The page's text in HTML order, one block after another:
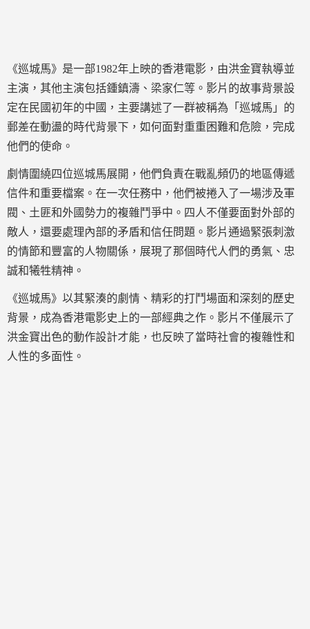
《巡城馬》是一部1982年上映的香港電影，由洪金寶執導並
主演，其他主演包括鍾鎮濤、梁家仁等。影片的故事背景設
定在民國初年的中國，主要講述了一群被稱為「巡城馬」的
郵差在動盪的時代背景下，如何面對重重困難和危險，完成
他們的使命。
劇情圍繞四位巡城馬展開，他們負責在戰亂頻仍的地區傳遞
信件和重要檔案。在一次任務中，他們被捲入了一場涉及軍
閥、土匪和外國勢力的複雜鬥爭中。四人不僅要面對外部的
敵人，還要處理內部的矛盾和信任問題。影片通過緊張刺激
的情節和豐富的人物關係，展現了那個時代人們的勇氣、忠
誠和犧牲精神。
《巡城馬》以其緊湊的劇情、精彩的打鬥場面和深刻的歷史
背景，成為香港電影史上的一部經典之作。影片不僅展示了
洪金寶出色的動作設計才能，也反映了當時社會的複雜性和
人性的多面性。